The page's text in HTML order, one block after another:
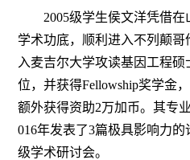
2005级学生侯文洋凭借
学术功底，顺利进入不列颠
入麦吉尔大学攻读基因工程
位，并获得Fellowship奖学金
额外获得资助2万加币。其专
016年发表了3篇极具影响力
级学术研讨会。